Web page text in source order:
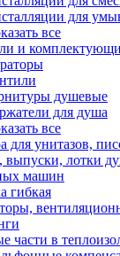
для
все
и
душевые
для душа
все
для унитазов,
лотки
машин
гибкая
части в